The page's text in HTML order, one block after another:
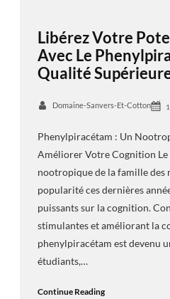
Libérez Votre
Avec Le
Qualité
Domaine-Sanvers-Et-Cotton
Phenylpiracétam : Un
Améliorer Votre Cognition
nootropique de la famille des
popularité ces dernières
puissants sur la cognition.
stimulantes et améliorant la
phenylpiracétam est devenu
étudiants,…
Continue Reading